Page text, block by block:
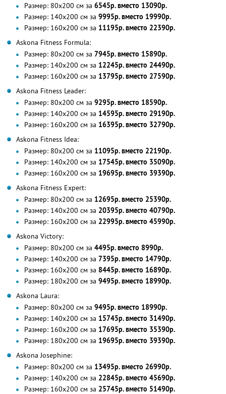
Размер: 80х200 см за 6545р. вместо 13090р.
Размер: 140х200 см за 9995р. вместо 19990р.
Размер: 160х200 см за 11195р. вместо 22390р.
Askona Fitness Formula:
Размер: 80х200 см за 7945р. вместо 15890р.
Размер: 140х200 см за 12245р. вместо 24490р.
Размер: 160х200 см за 13795р. вместо 27590р.
Askona Fitness Leader:
Размер: 80х200 см за 9295р. вместо 18590р.
Размер: 140х200 см за 14595р. вместо 29190р.
Размер: 160х200 см за 16395р. вместо 32790р.
Askona Fitness Idea:
Размер: 80х200 см за 11095р. вместо 22190р.
Размер: 140х200 см за 17545р. вместо 35090р.
Размер: 160х200 см за 19695р. вместо 39390р.
Askona Fitness Expert:
Размер: 80х200 см за 12695р. вместо 25390р.
Размер: 140х200 см за 20395р. вместо 40790р.
Размер: 160х200 см за 22995р. вместо 45990р.
Askona Victory:
Размер: 80х200 см за 4495р. вместо 8990р.
Размер: 140х200 см за 7395р. вместо 14790р.
Размер: 160х200 см за 8445р. вместо 16890р.
Размер: 180х200 см за 9495р. вместо 18990р.
Askona Laura:
Размер: 80х200 см за 9495р. вместо 18990р.
Размер: 140х200 см за 15745р. вместо 31490р.
Размер: 160х200 см за 17695р. вместо 35390р.
Размер: 180х200 см за 19695р. вместо 39390р.
Askona Josephine:
Размер: 80х200 см за 13495р. вместо 26990р.
Размер: 140х200 см за 22845р. вместо 45690р.
Размер: 160х200 см за 25745р. вместо 51490р.